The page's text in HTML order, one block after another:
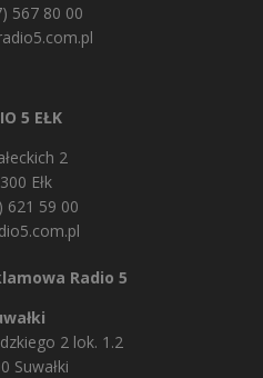
567 80 00
5 EŁK
2
Ełk
621 59 00
Radio 5
2 lok. 1.2
Suwałki